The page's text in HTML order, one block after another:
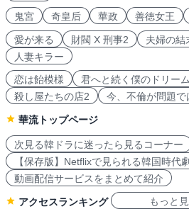
鬼宮
奇皇后 華政 善徳女王
愛が来る 財閥 X 刑事2 夫婦の結
人妻キラー
恋は飴模様
君へと続く僕のドリー
殺し屋たちの店2
今、不倫が問題で
華流トップページ
次見る韓ドラに迷ったら見るコーナー
【保存版】Netflixで見られる韓国時代
動画配信サービスをまとめて紹介
アクセスランキング もっと見